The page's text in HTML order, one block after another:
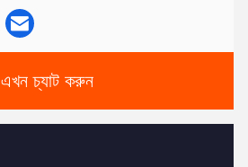
এখন চ্যাট করুন